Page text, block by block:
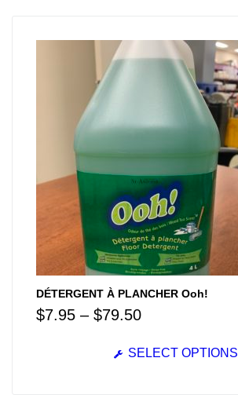
DÉTERGENT À PLANCHER Ooh!
$7.95 – $79.50
SELECT OPTIONS